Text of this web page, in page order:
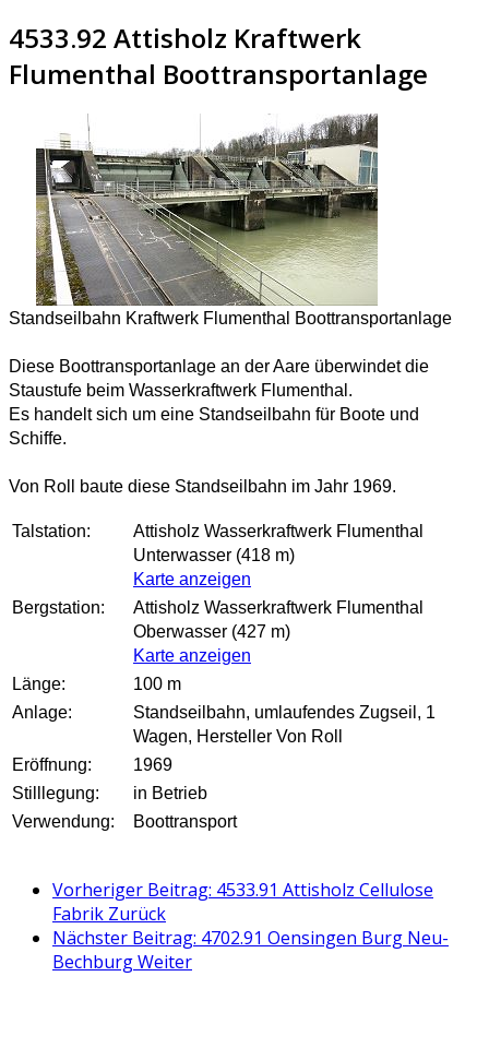
4533.92 Attisholz Kraftwerk
Flumenthal Boottransportanlage
Standseilbahn Kraftwerk Flumenthal Boottransportanlage
Diese Boottransportanlage an der Aare überwindet die
Staustufe beim Wasserkraftwerk Flumenthal.
Es handelt sich um eine Standseilbahn für Boote und
Schiffe.
Von Roll baute diese Standseilbahn im Jahr 1969.
Talstation:
Attisholz Wasserkraftwerk Flumenthal
Unterwasser (418 m)
Karte anzeigen
Bergstation:
Attisholz Wasserkraftwerk Flumenthal
Oberwasser (427 m)
Karte anzeigen
Länge:
100 m
Anlage:
Standseilbahn, umlaufendes Zugseil, 1
Wagen, Hersteller Von Roll
Eröffnung:
1969
Stilllegung:
in Betrieb
Verwendung:
Boottransport
Vorheriger Beitrag: 4533.91 Attisholz Cellulose
Fabrik Zurück
Nächster Beitrag: 4702.91 Oensingen Burg Neu-
BechburgWeiter